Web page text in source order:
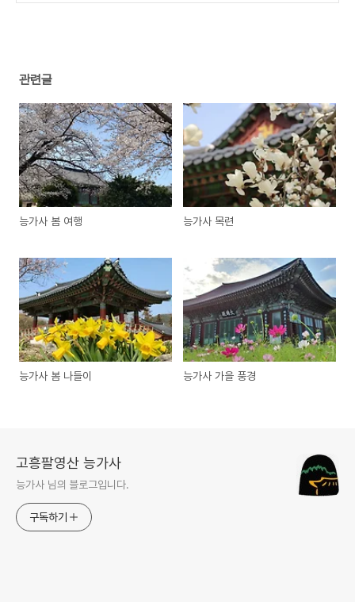
관련글
능가사 봄 여행 능가사 목련
능가사 봄 나들이 능가사 가을 풍경
고흥팔영산 능가사
능가사 님의 블로그입니다.
구독하기